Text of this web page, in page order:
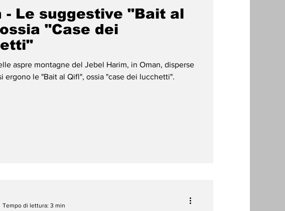
- Le suggestive "Bait al
"Case dei
aspre montagne del Jebel Harim, in Oman, disperse
ergono le "Bait al Qifl", ossia "case dei lucchetti".
Tempo di lettura: 3 min